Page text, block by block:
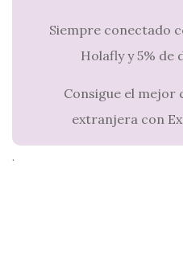
Siempre conectado
Holafly y 5% de
Consigue el mejor
extranjera con
.